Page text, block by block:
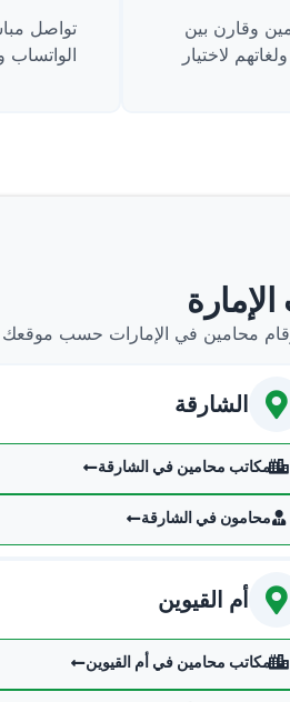
وقارن بين
لاختيار
تواصل
الواتساب
محامين في الإمارات حسب موقعك
الشارقة
مكاتب محامين في الشارقة
محامون في الشارقة
أم القيوين
مكاتب محامين في أم القيوين